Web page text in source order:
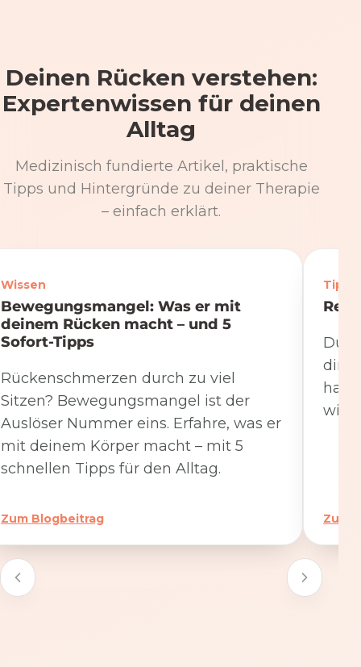
Deinen Rücken verstehen:
Expertenwissen für deinen
Alltag
Medizinisch fundierte Artikel, praktische
Tipps und Hintergründe zu deiner Therapie
– einfach erklärt.
Wissen
Bewegungsmangel: Was er mit
deinem Rücken macht – und 5
Sofort-Tipps
Rückenschmerzen durch zu viel
Sitzen? Bewegungsmangel ist der
Auslöser Nummer eins. Erfahre, was er
mit deinem Körper macht – mit 5
schnellen Tipps für den Alltag.
Zum Blogbeitrag
Tipps
Du
hat.
Zum